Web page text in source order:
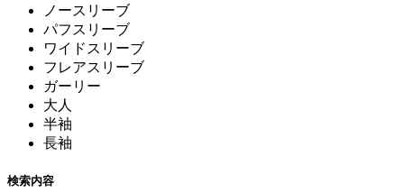
ノースリーブ
パフスリーブ
ワイドスリーブ
フレアスリーブ
ガーリー
大人
半袖
長袖
検索内容